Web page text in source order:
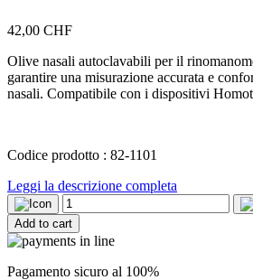
42,00 CHF
Olive nasali autoclavabili per il
garantire una misurazione accurata e
nasali. Compatibile con i dispositivi
Codice prodotto : 82-1101
Leggi la descrizione completa
Oliva
nasale
Dimensione
2
quantity
Add to cart
Pagamento sicuro al 100%